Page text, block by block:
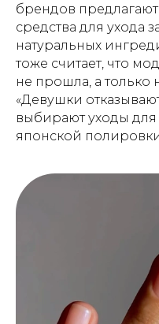
брендов
средства для ухода
натуральных
тоже считает, что
не прошла, а только
«Девушки
выбирают уходы
японской